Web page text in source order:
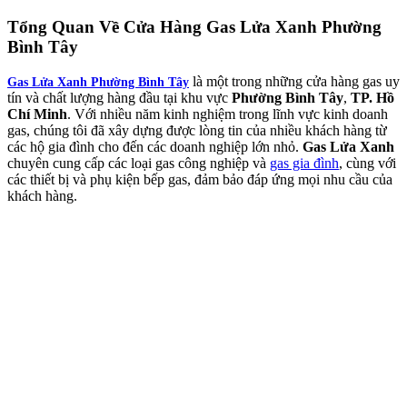
Tổng Quan Về Cửa Hàng Gas Lửa Xanh Phường
Bình Tây
Gas Lửa Xanh Phường Bình Tây là một trong những cửa hàng gas uy
tín và chất lượng hàng đầu tại khu vực Phường Bình Tây, TP. Hồ
Chí Minh. Với nhiều năm kinh nghiệm trong lĩnh vực kinh doanh
gas, chúng tôi đã xây dựng được lòng tin của nhiều khách hàng từ
các hộ gia đình cho đến các doanh nghiệp lớn nhỏ. Gas Lửa Xanh
chuyên cung cấp các loại gas công nghiệp và gas gia đình, cùng với
các thiết bị và phụ kiện bếp gas, đảm bảo đáp ứng mọi nhu cầu của
khách hàng.